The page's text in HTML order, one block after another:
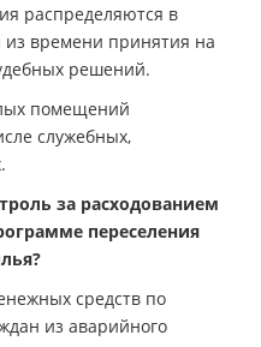
распределяются в
из времени принятия на
решений.
помещений
служебных,
за расходованием
переселения
средств по
из аварийного